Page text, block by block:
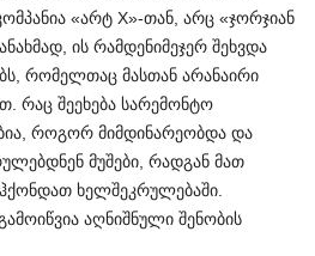
«არტ X»-თან, არც «ჯორჯიან
ის რამდენიმეჯერ შეხვდა
რომელთაც მასთან არანაირი
რაც შეეხება სარემონტო
როგორ მიმდინარეობდა და
მუშები, რადგან მათ
ხელშეკრულებაში.
აღნიშნული შენობის